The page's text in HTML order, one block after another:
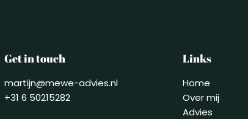
Get in touch
martijn@mewe-advies.nl
+31 6 50215282
Links
Home
Over mij
Advies